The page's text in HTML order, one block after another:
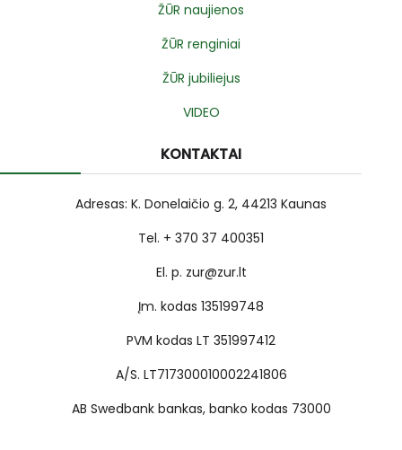
ŽŪR naujienos
ŽŪR renginiai
ŽŪR jubiliejus
VIDEO
KONTAKTAI
Adresas: K. Donelaičio g. 2, 44213 Kaunas
Tel. + 370 37 400351
El. p. zur@zur.lt
Įm. kodas 135199748
PVM kodas LT 351997412
A/S. LT717300010002241806
AB Swedbank bankas, banko kodas 73000